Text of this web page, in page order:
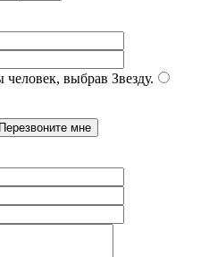
человек, выбрав Звезду.